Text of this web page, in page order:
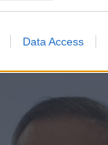
Data Access